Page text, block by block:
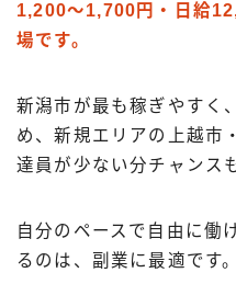
1,200〜1,700円・日給
場です。
新潟市が最も稼ぎやすく
め、新規エリアの上越市
達員が少ない分チャンス
自分のペースで自由に働
るのは、副業に最適です。